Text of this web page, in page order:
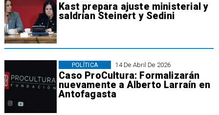
Kast prepara ajuste ministerial y
saldrían Steinert y Sedini
14 De Abril De 2026
​Caso ProCultura: Formalizarán
nuevamente a Alberto Larraín en
Antofagasta
POLÍTICA